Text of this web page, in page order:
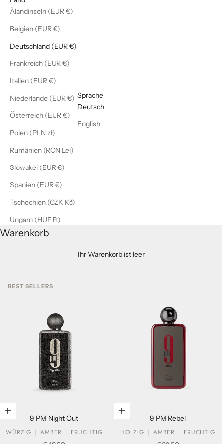
Ålandinseln (EUR €)
Belgien (EUR €)
Deutschland (EUR €)
Frankreich (EUR €)
Italien (EUR €)
Niederlande (EUR €)
Österreich (EUR €)
Polen (PLN zł)
Rumänien (RON Lei)
Slowakei (EUR €)
Spanien (EUR €)
Tschechien (CZK Kč)
Ungarn (HUF Ft)
Sprache
Deutsch
English
Warenkorb
Ihr Warenkorb ist leer
BEST SELLERS
In den Warenkorb legen
9 PM Night Out
WÜRZIG
AMBER
FRUCHTIG
In den Warenkorb legen
9 PM Rebel
HOLZIG
AMBER
FRUCHTIG